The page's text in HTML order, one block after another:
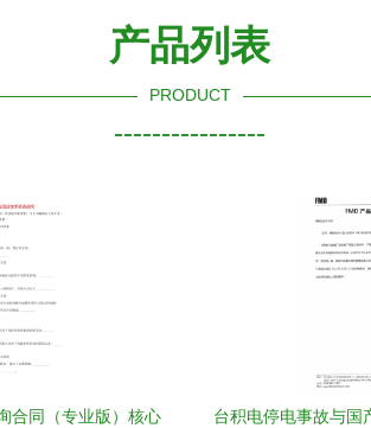
产品列表
PRODUCT
----------------
合同（专业版）核心
台积电停电事故与国